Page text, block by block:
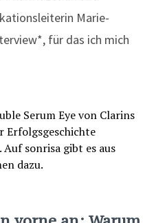
Marie-
für das ich mich